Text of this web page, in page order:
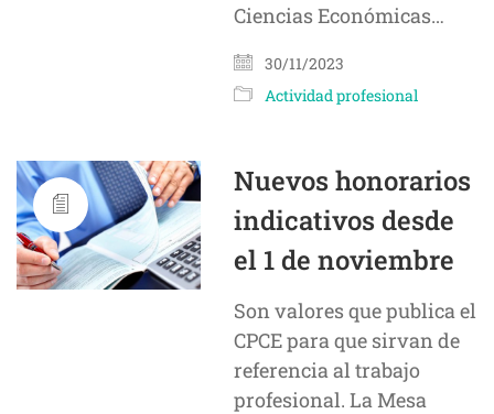
Ciencias Económicas…
30/11/2023
Actividad profesional
Nuevos honorarios
indicativos desde
el 1 de noviembre
Son valores que publica el
CPCE para que sirvan de
referencia al trabajo
profesional. La Mesa